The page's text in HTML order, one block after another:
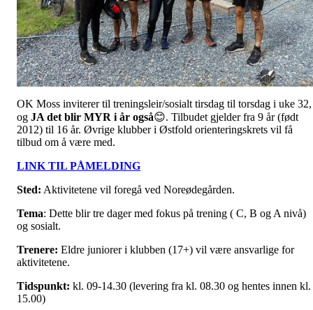
OK Moss inviterer til treningsleir/sosialt tirsdag til torsdag i uke 32,
og JA det blir MYR i år også😊. Tilbudet gjelder fra 9 år (født
2012) til 16 år. Øvrige klubber i Østfold orienteringskrets vil få
tilbud om å være med.
LINK TIL PÅMELDING
Sted: Aktivitetene vil foregå ved Noreødegården.
Tema: Dette blir tre dager med fokus på trening ( C, B og A nivå)
og sosialt.
Trenere: Eldre juniorer i klubben (17+) vil være ansvarlige for
aktivitetene.
Tidspunkt: kl. 09-14.30 (levering fra kl. 08.30 og hentes innen kl.
15.00)